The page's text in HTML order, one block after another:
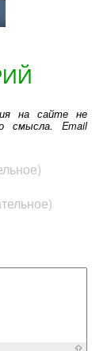
на сайте не
смысла. Email